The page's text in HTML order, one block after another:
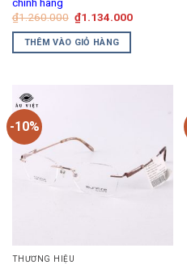
₫1.260.000 Giá
gốc
là:
₫1.260.000.
₫1.134.000Giá
THÊM VÀO GIỎ HÀNG
-10%
THƯƠNG HIỆU